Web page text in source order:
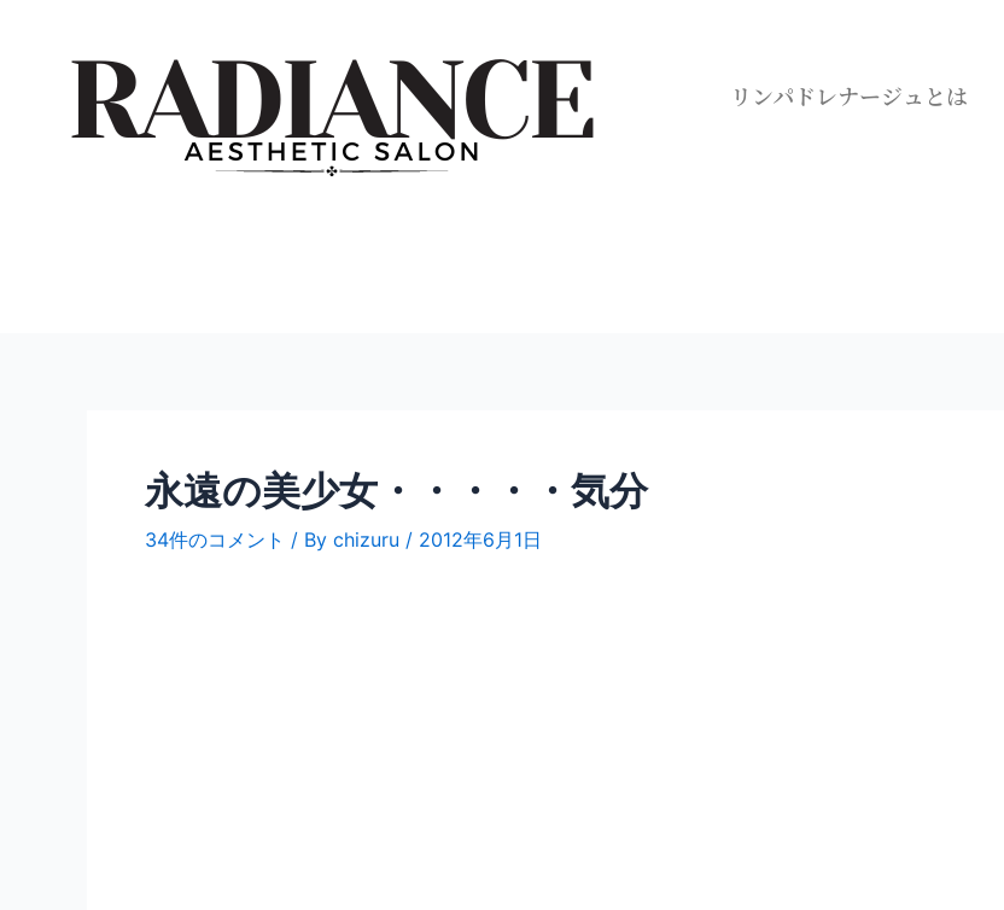
リンパドレナージュとは
永遠の美少女・・・・・気分
34件のコメント / By chizuru / 2012年6月1日
ナ
ビ
ゲ